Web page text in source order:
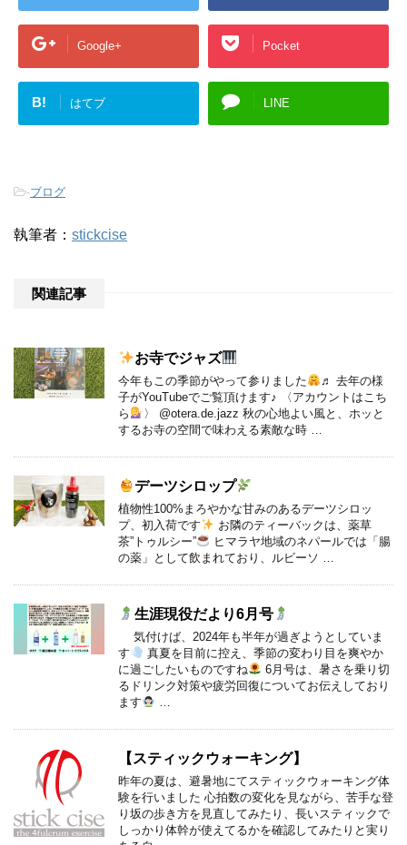
Google+ Pocket
B! はてブ LINE
-ブログ
執筆者： stickcise
関連記事
お寺でジャズ
今年もこの季節がやって参りました
♬ 去年の様
子がYouTubeでご覧頂けます♪ 〈アカウントはこち
ら
〉 @otera.de.jazz 秋の心地よい風と、ホッと
するお寺の空間で味わえる素敵な時 …
デーツシロップ
植物性100%まろやかな甘みのあるデーツシロッ
プ、初入荷です
お隣のティーバックは、薬草
茶”トゥルシー”
ヒマラヤ地域のネパールでは「腸
の薬」として飲まれており、ルビーソ …
生涯現役だより6月号
気付けば、2024年も半年が過ぎようとしていま
す
真夏を目前に控え、季節の変わり目を爽やか
に過ごしたいものですね
6月号は、暑さを乗り切
るドリンク対策や疲労回復についてお伝えしており
ます
【スティックウォーキング】
昨年の夏は、避暑地にてスティックウォーキング体
験を行いました 心拍数の変化を見ながら、苦手な登
り坂の歩き方を見直してみたり、長いスティックで
しっかり体幹が使えてるかを確認してみたりと実り